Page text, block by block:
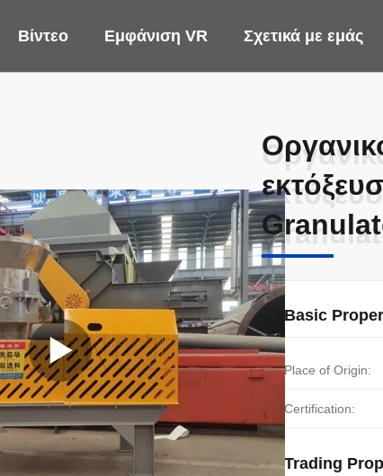
Βίντεο Εμφάνιση VR Σχετικά με εμάς
Basic
Place of Origin:
Certification:
Trading